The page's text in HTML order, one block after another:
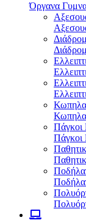
Όργανα
Πάγκοι
Πάγκοι